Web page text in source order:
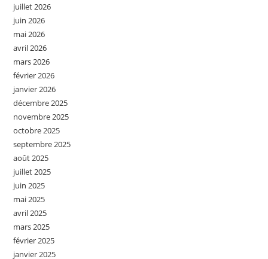
juillet 2026
juin 2026
mai 2026
avril 2026
mars 2026
février 2026
janvier 2026
décembre 2025
novembre 2025
octobre 2025
septembre 2025
août 2025
juillet 2025
juin 2025
mai 2025
avril 2025
mars 2025
février 2025
janvier 2025